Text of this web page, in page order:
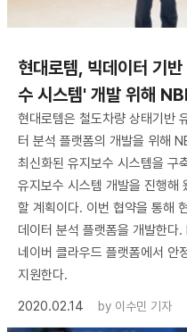
현대로템, 빅데이터 기
수 시스템' 개발 위해
현대로템은 철도차량 상태기반
터 분석 플랫폼의 개발을 위해
최신화된 유지보수 시스템을 구
유지보수 시스템 개발을 진행해
할 계획이다. 이번 협약을 통해
데이터 분석 플랫폼을 개발한다
네이버 클라우드 플랫폼에서 안
지원한다.
2020.02.14
by 이수민 기자